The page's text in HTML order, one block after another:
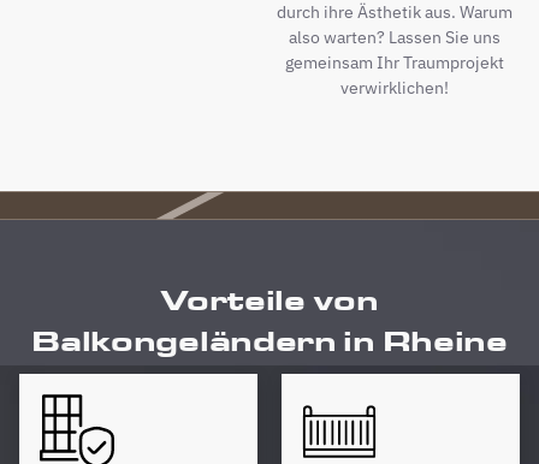
durch ihre Ästhetik aus. Warum
also warten? Lassen Sie uns
gemeinsam Ihr Traumprojekt
verwirklichen!
Vorteile von
Balkongeländern in Rheine